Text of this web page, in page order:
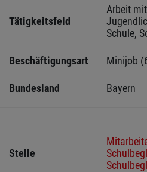
Tätigkeitsfeld
Arbeit
Schule,
Beschäftigungsart Minijob
Bundesland Bayern
Stelle